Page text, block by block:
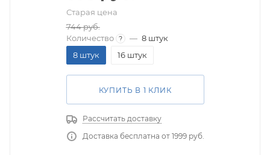
Старая цена
744руб.
Количество
? — 8 штук
8 штук
16 штук
КУПИТЬ В 1 КЛИК
Рассчитать доставку
Доставка бесплатна от 1999 руб.